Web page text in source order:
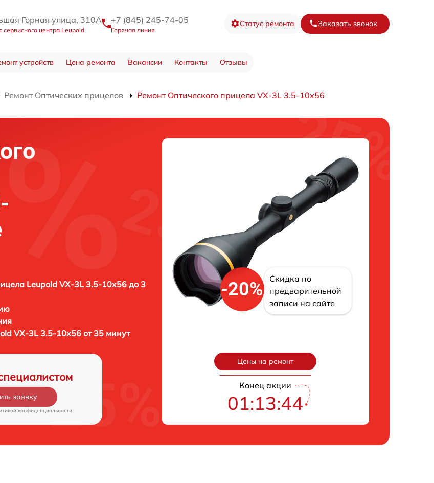
Горная улица, 310А
сервисного центра Leupold
+7 (845) 245-74-05
Горячая линия
Статус ремонта Заказать звонок
устройств Цена ремонта Вакансии Контакты Отзывы
Ремонт Оптических прицелов Ремонт Оптического прицела VX-3L 3.5-10x56
Leupold VX-3L 3.5-10x56 до 3
VX-3L 3.5-10x56 от 35 минут
заявку
конфиденциальности
-20%
Скидка по
предварительной
записи на сайте
Цены на ремонт
Конец акции
01:13:43